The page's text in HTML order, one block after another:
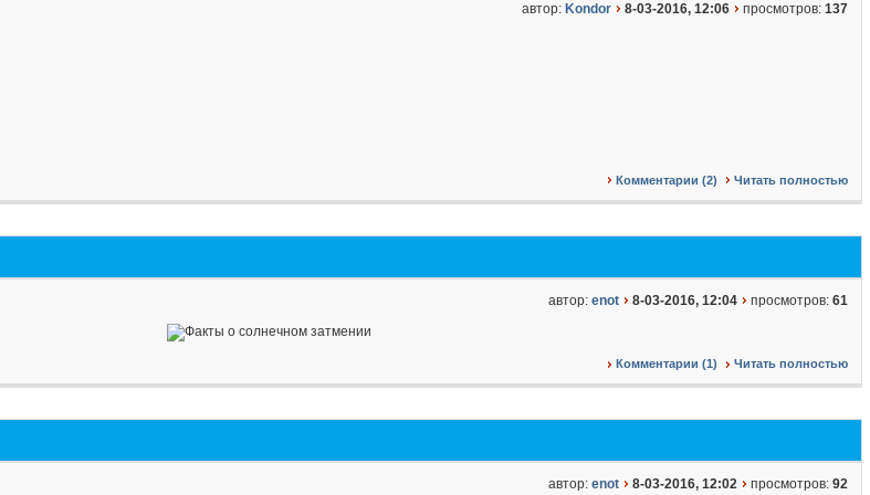
автор: Kondor 8-03-2016, 12:06 просмотров: 137
Комментарии (2) Читать полностью
автор: enot 8-03-2016, 12:04 просмотров: 61
Комментарии (1) Читать полностью
автор: enot 8-03-2016, 12:02 просмотров: 92